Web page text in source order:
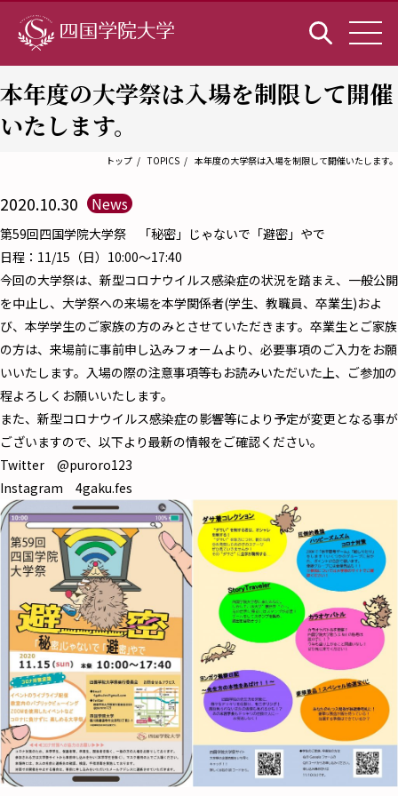
本年度の大学祭は入場を制限して開催
いたします。
トップ TOPICS 本年度の大学祭は入場を制限して開催いたします。
2020.10.30 News
第59回四国学院大学祭 「秘密」じゃないで「避密」やで
日程：11/15（日）10:00～17:40
今回の大学祭は、新型コロナウイルス感染症の状況を踏まえ、一般公開
を中止し、大学祭への来場を本学関係者(学生、教職員、卒業生)およ
び、本学学生のご家族の方のみとさせていただきます。卒業生とご家族
の方は、来場前に事前申し込みフォームより、必要事項のご入力をお願
いいたします。入場の際の注意事項等もお読みいただいた上、ご参加の
程よろしくお願いいたします。
また、新型コロナウイルス感染症の影響等により予定が変更となる事が
ございますので、以下より最新の情報をご確認ください。
Twitter @puroro123
Instagram 4gaku.fes